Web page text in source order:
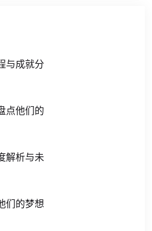
与成就分
点他们的
解析与未
们的梦想